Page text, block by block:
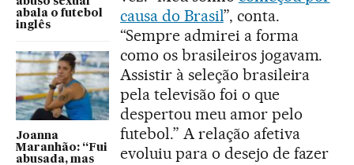
abala o futebol
inglês
Joanna
Maranhão: “Fui
abusada, mas
causa do Brasil”, conta.
“Sempre admirei a forma
como os brasileiros jogavam.
Assistir à seleção brasileira
pela televisão foi o que
despertou meu amor pelo
futebol.” A relação afetiva
evoluiu para o desejo de fazer